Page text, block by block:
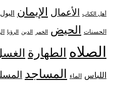
أهل الكتاب الأعمال الإيمان البول
الحسنات الحيض الخمر الدين الرؤيا
الصلاه الطهارة
اللباس الماء المساجد